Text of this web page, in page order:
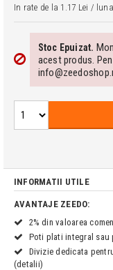
In rate de la 1.17 Lei /
Stoc Epuizat.
acest produs.
INFORMATII UTILE
AVANTAJE ZEEDO:
2% din valoarea
Poti plati integral sau
Divizie dedicata
(detalii)